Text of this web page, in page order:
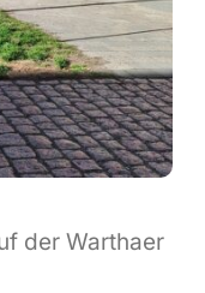
der Warthaer